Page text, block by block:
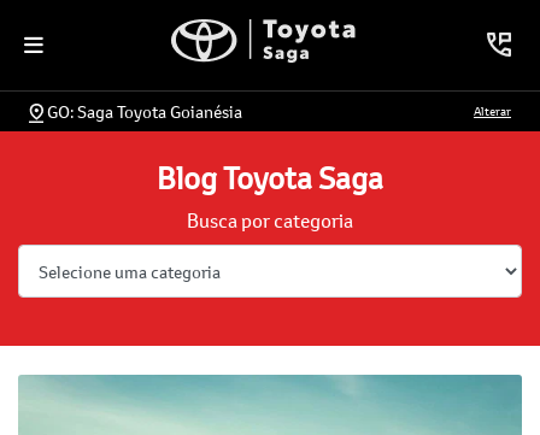
GO: Saga Toyota Goianésia Alterar
Blog Toyota Saga
Busca por categoria